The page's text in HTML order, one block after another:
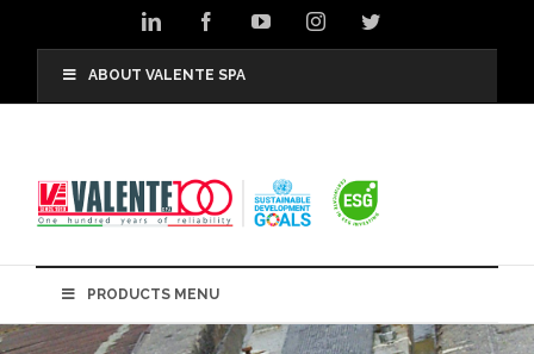
LinkedIn FacebookYouTubeInstagramTwitter
ABOUT VALENTE SPA
PRODUCTS MENU